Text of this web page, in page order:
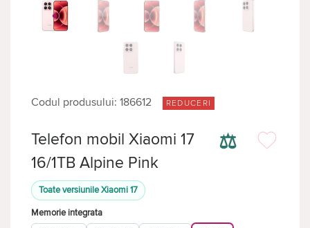
Codul produsului: 186612 REDUCERI
⚖
Telefon mobil Xiaomi 17
16/1TB Alpine Pink
Toate versiunile Xiaomi 17
Memorie integrata